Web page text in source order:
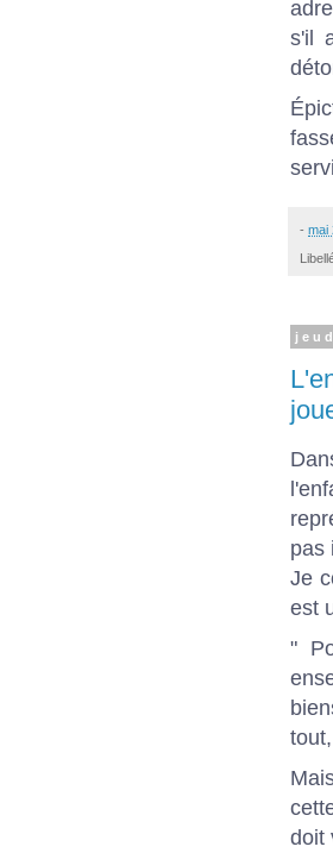
s'il
- mai
pas
Je
est
"
doit